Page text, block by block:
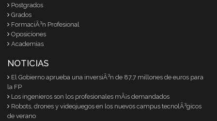
Postgrados
Grados
FormaciÃ³n Profesional
Oposiciones
Academias
NOTICIAS
El Gobierno aprueba una inversiÃ³n de 87,7 millones de euros para
la FP
Los ingenieros son los profesionales mÃ¡s demandados
Robots, drones y videojuegos en los nuevos campus tecnolÃ³gicos
de verano